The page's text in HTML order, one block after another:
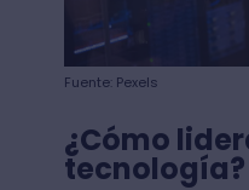
Fuente: Pexels
¿Cómo
tecnología?